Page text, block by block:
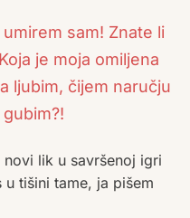
lik u savršenoj igri
tišini tame, ja pišem